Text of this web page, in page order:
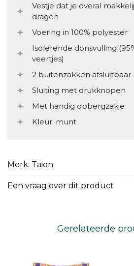
Vestje dat je overal
dragen
Voering in 100% polyester
Isolerende donsvulling
veertjes)
2 buitenzakken afsluitbaar
Sluiting met drukknopen
Met handig opbergzakje
Kleur: munt
Merk: Taion
Een vraag over dit product
Gerelateerde